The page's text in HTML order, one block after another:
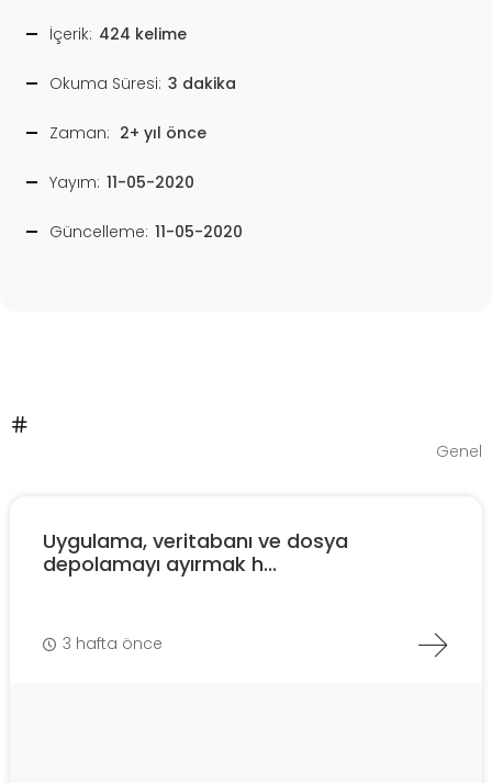
İçerik: 424 kelime
Okuma Süresi: 3 dakika
Zaman: 2+ yıl önce
Yayım: 11-05-2020
Güncelleme: 11-05-2020
Genel
Uygulama, veritabanı ve dosya
depolamayı ayırmak h...
3 hafta önce